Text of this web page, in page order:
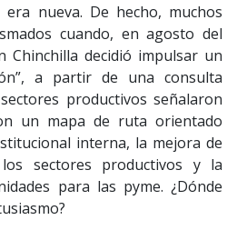
nueva. De hecho, muchos
cuando, en agosto del
Chinchilla decidió impulsar un
a partir de una consulta
productivos señalaron
un mapa de ruta orientado
interna, la mejora de
sectores productivos y la
para las pyme. ¿Dónde